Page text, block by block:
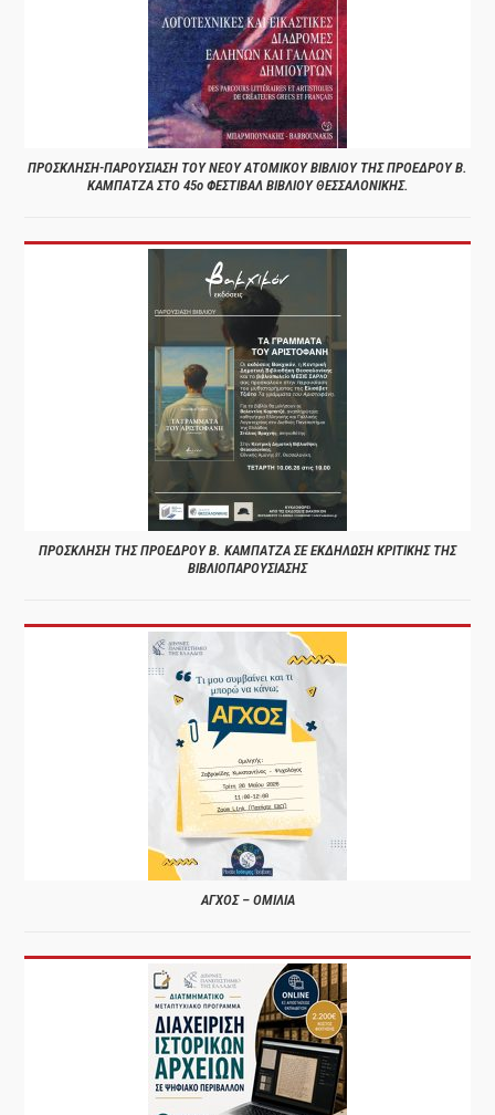
ΠΡΟΣΚΛΗΣΗ-ΠΑΡΟΥΣΙΑΣΗ ΤΟΥ ΝΕΟΥ ΑΤΟΜΙΚΟΥ ΒΙΒΛΙΟΥ ΤΗΣ ΠΡΟΕΔΡΟΥ Β.
ΚΑΜΠΑΤΖΑ ΣΤΟ 45ο ΦΕΣΤΙΒΑΛ ΒΙΒΛΙΟΥ ΘΕΣΣΑΛΟΝΙΚΗΣ.
ΠΡΟΣΚΛΗΣΗ ΤΗΣ ΠΡΟΕΔΡΟΥ Β. ΚΑΜΠΑΤΖΑ ΣΕ ΕΚΔΗΛΩΣΗ ΚΡΙΤΙΚΗΣ ΤΗΣ
ΒΙΒΛΙΟΠΑΡΟΥΣΙΑΣΗΣ
ΑΓΧΟΣ – ΟΜΙΛΙΑ